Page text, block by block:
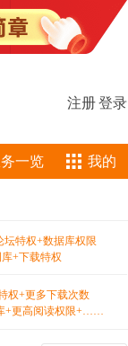
注册登录
一览 我的
坛特权+数据库权限
+下载特权
权+更多下载次数
+更高阅读权限+……